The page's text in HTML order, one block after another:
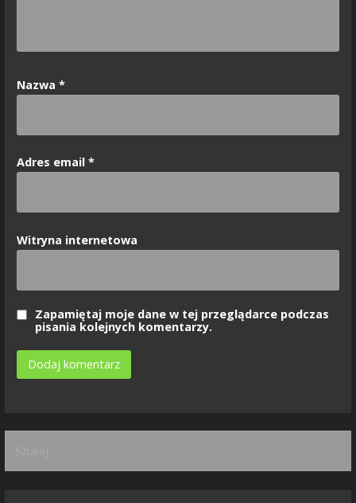
Nazwa *
Adres email *
Witryna internetowa
Zapamiętaj moje dane w tej przeglądarce podczas
pisania kolejnych komentarzy.